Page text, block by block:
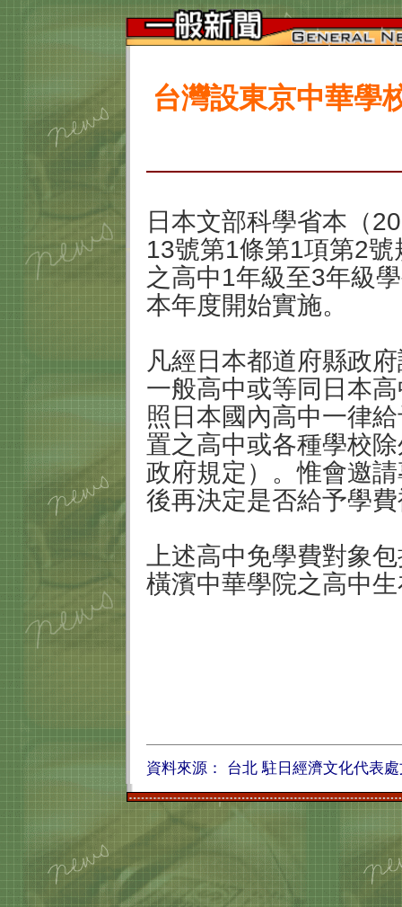
台灣設東京中華學
日本文部科學省本（
13號第1條第1項第2
之高中1年級至3年級
本年度開始實施。
凡經日本都道府縣政
一般高中或等同日本
照日本國內高中一律
置之高中或各種學校
政府規定）。惟會邀
後再決定是否給予學
上述高中免學費對象
橫濱中華學院之高中
資料來源： 台北 駐日經濟文化代表